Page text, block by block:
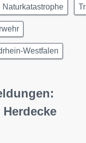
Naturkatastrophe
Westfalen